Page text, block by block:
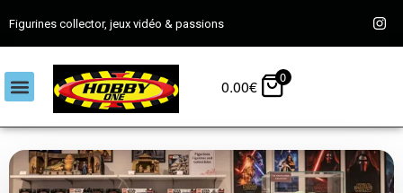
Figurines collector, jeux vidéo & passions
0.00€ 0